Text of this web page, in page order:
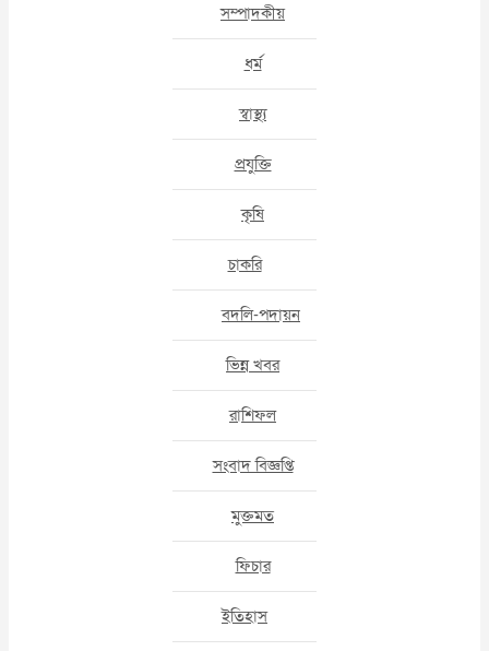
সম্পাদকীয়
ধর্ম
স্বাস্থ্য
প্রযুক্তি
কৃষি
চাকরি
বদলি-পদায়ন
ভিন্ন খবর
রাশিফল
সংবাদ বিজ্ঞপ্তি
মুক্তমত
ফিচার
ইতিহাস